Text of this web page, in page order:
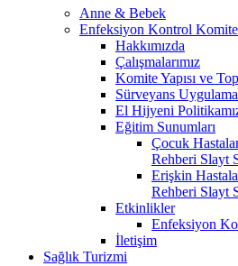
Anne & Bebek
Enfeksiyon Kontrol
Hakkımızda
Çalışmalarımız
Komite Yapısı ve
Sürveyans
El Hijyeni
Eğitim Sunumları
Çocuk
Rehberi Slayt
Erişkin
Rehberi Slayt
Etkinlikler
Enfeksiyon
İletişim
Sağlık Turizmi